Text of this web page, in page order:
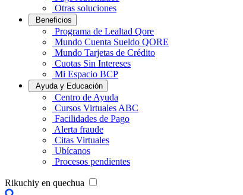
Otras soluciones
Beneficios
Programa de Lealtad Qore
Mundo Cuenta Sueldo QORE
Mundo Tarjetas de Crédito
Cuotas Sin Intereses
Mi Espacio BCP
Ayuda y Educación
Centro de Ayuda
Cursos Virtuales ABC
Facilidades de Pago
Alerta fraude
Citas Virtuales
Ubícanos
Procesos pendientes
Rikuchiy en quechua